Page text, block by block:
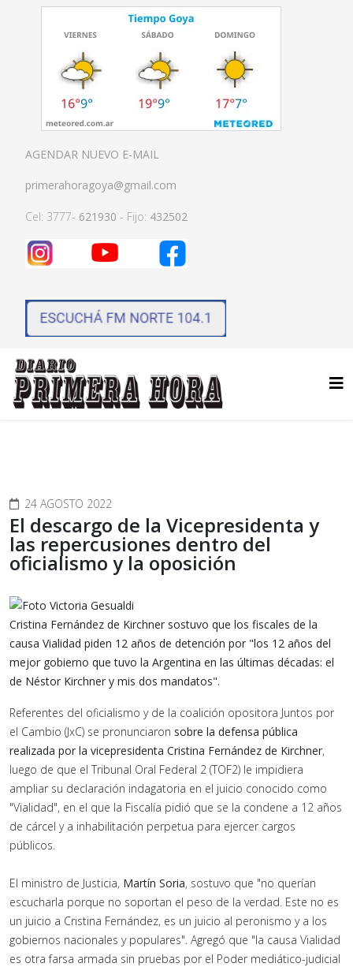
AGENDAR NUEVO E-MAIL
primerahoragoya@gmail.com
Cel: 3777- 621930 - Fijo: 432502
24 AGOSTO 2022
El descargo de la Vicepresidenta y
las repercusiones dentro del
oficialismo y la oposición
Cristina Fernández de Kirchner sostuvo que los fiscales de la
causa Vialidad piden 12 años de detención por "los 12 años del
mejor gobierno que tuvo la Argentina en las últimas décadas: el
de Néstor Kirchner y mis dos mandatos".
Referentes del oficialismo y de la coalición opositora Juntos por
el Cambio (JxC) se pronunciaron sobre la defensa pública
realizada por la vicepresidenta Cristina Fernández de Kirchner,
luego de que el Tribunal Oral Federal 2 (TOF2) le impidiera
ampliar su declaración indagatoria en el juicio conocido como
"Vialidad", en el que la Fiscalía pidió que se la condene a 12 años
de cárcel y a inhabilitación perpetua para ejercer cargos
públicos.
El ministro de Justicia, Martín Soria, sostuvo que "no querían
escucharla porque no soportan el peso de la verdad. Este no es
un juicio a Cristina Fernández, es un juicio al peronismo y a los
gobiernos nacionales y populares". Agregó que "la causa Vialidad
es otra farsa armada sin pruebas por el Poder mediático-judicial